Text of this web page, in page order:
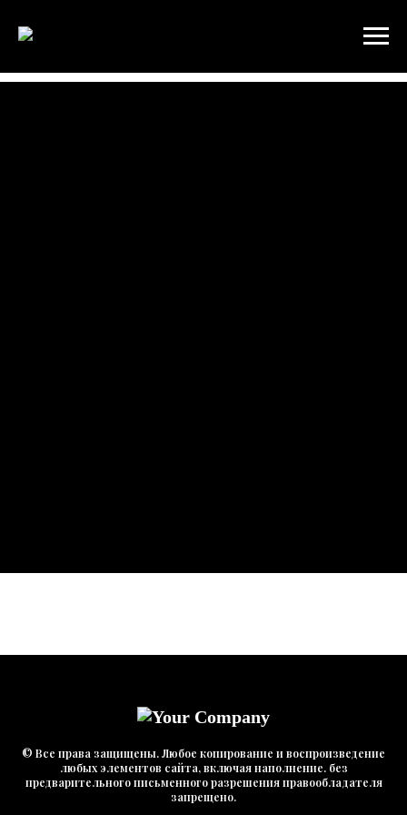
© Все права защищены. Любое копирование и воспроизведение
любых элементов сайта, включая наполнение. без
предварительного письменного разрешения правообладателя
запрещено.